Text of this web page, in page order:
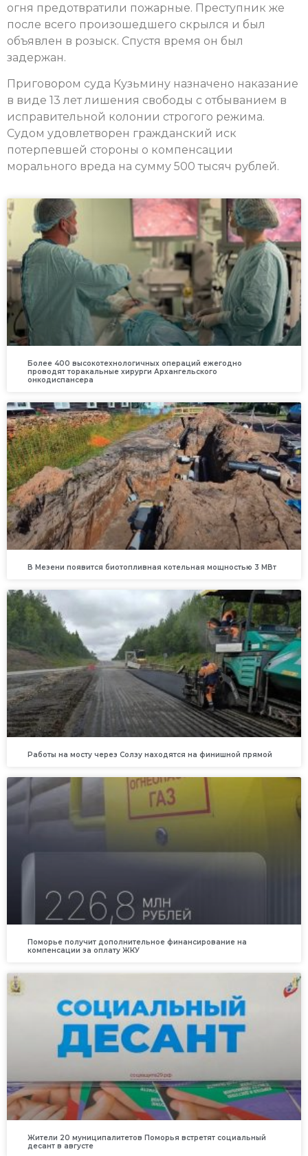
огня предотвратили пожарные. Преступник же
после всего произошедшего скрылся и был
объявлен в розыск. Спустя время он был
задержан.
Приговором суда Кузьмину назначено наказание
в виде 13 лет лишения свободы с отбыванием в
исправительной колонии строгого режима.
Судом удовлетворен гражданский иск
потерпевшей стороны о компенсации
морального вреда на сумму 500 тысяч рублей.
Более 400 высокотехнологичных операций ежегодно
проводят торакальные хирурги Архангельского
онкодиспансера
В Мезени появится биотопливная котельная мощностью 3 МВт
Работы на мосту через Солзу находятся на финишной прямой
Поморье получит дополнительное финансирование на
компенсации за оплату ЖКУ
Жители 20 муниципалитетов Поморья встретят социальный
десант в августе